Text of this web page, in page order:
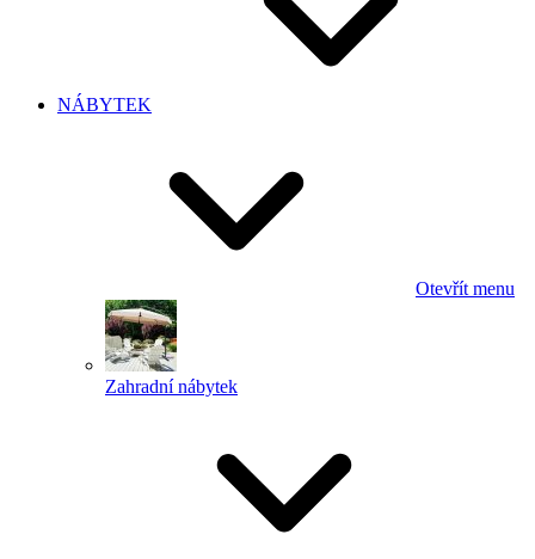
NÁBYTEK
Otevřít menu
Zahradní nábytek